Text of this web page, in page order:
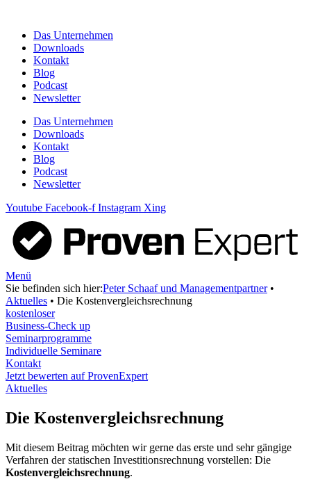
springenDas Unternehmen
Downloads
Kontakt
Blog
Podcast
Newsletter
Das Unternehmen
Downloads
Kontakt
Blog
Podcast
Newsletter
Youtube Facebook-f Instagram Xing
Menü
Sie befinden sich hier:Peter Schaaf und Managementpartner•
Aktuelles • Die Kostenvergleichsrechnung
kostenloser
Business-Check up
Seminarprogramme
Individuelle Seminare
Kontakt
Jetzt bewerten auf ProvenExpert
Aktuelles
Die Kostenvergleichsrechnung
Mit diesem Beitrag möchten wir gerne das erste und sehr gängige
Verfahren der statischen Investitionsrechnung vorstellen: Die
Kostenvergleichsrechnung.